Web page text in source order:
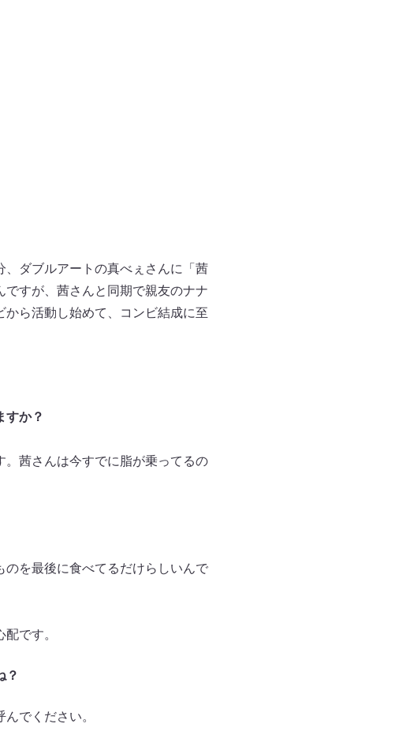
ダブルアートの真べぇさんに「茜
すが、茜さんと同期で親友のナナ
ら活動し始めて、コンビ結成に至
すか？
茜さんは今すでに脂が乗ってるの
を最後に食べてるだけらしいんで
です。
？
でください。